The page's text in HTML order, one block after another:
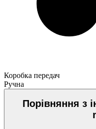
Коробка передач
Ручна
Порівняння з